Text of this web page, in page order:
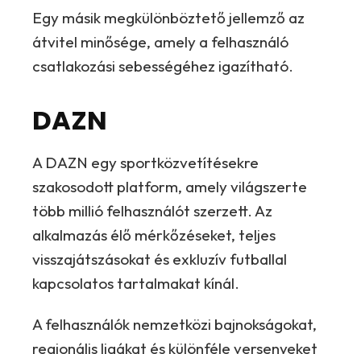
Egy másik megkülönböztető jellemző az
átvitel minősége, amely a felhasználó
csatlakozási sebességéhez igazítható.
DAZN
A DAZN egy sportközvetítésekre
szakosodott platform, amely világszerte
több millió felhasználót szerzett. Az
alkalmazás élő mérkőzéseket, teljes
visszajátszásokat és exkluzív futballal
kapcsolatos tartalmakat kínál.
A felhasználók nemzetközi bajnokságokat,
regionális ligákat és különféle versenyeket